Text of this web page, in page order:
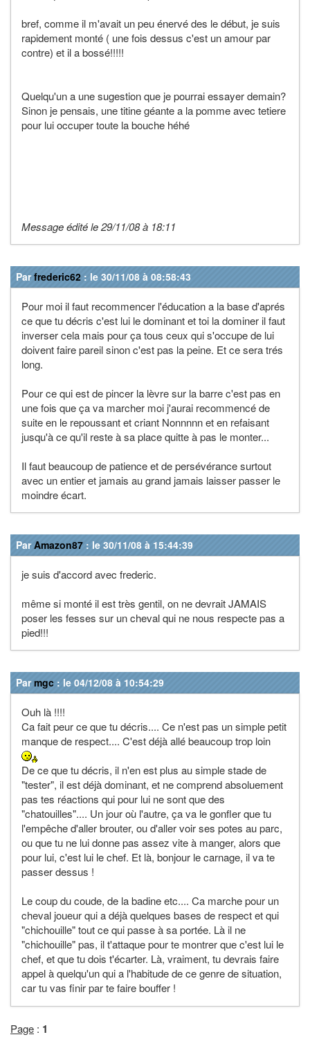
bref, comme il m'avait un peu énervé des le début, je suis
rapidement monté ( une fois dessus c'est un amour par
contre) et il a bossé!!!!!
Quelqu'un a une sugestion que je pourrai essayer demain?
Sinon je pensais, une titine géante a la pomme avec tetiere
pour lui occuper toute la bouche héhé
Message édité le 29/11/08 à 18:11
Parfrederic62 : le 30/11/08 à 08:58:43
Pour moi il faut recommencer l'éducation a la base d'aprés
ce que tu décris c'est lui le dominant et toi la dominer il faut
inverser cela mais pour ça tous ceux qui s'occupe de lui
doivent faire pareil sinon c'est pas la peine. Et ce sera trés
long.
Pour ce qui est de pincer la lèvre sur la barre c'est pas en
une fois que ça va marcher moi j'aurai recommencé de
suite en le repoussant et criant Nonnnnn et en refaisant
jusqu'à ce qu'il reste à sa place quitte à pas le monter...
Il faut beaucoup de patience et de persévérance surtout
avec un entier et jamais au grand jamais laisser passer le
moindre écart.
ParAmazon87 : le 30/11/08 à 15:44:39
je suis d'accord avec frederic.
même si monté il est très gentil, on ne devrait JAMAIS
poser les fesses sur un cheval qui ne nous respecte pas a
pied!!!
Parmgc : le 04/12/08 à 10:54:29
Ouh là !!!!
Ca fait peur ce que tu décris.... Ce n'est pas un simple petit
manque de respect.... C'est déjà allé beaucoup trop loin
De ce que tu décris, il n'en est plus au simple stade de
"tester", il est déjà dominant, et ne comprend absoluement
pas tes réactions qui pour lui ne sont que des
"chatouilles".... Un jour où l'autre, ça va le gonfler que tu
l'empêche d'aller brouter, ou d'aller voir ses potes au parc,
ou que tu ne lui donne pas assez vite à manger, alors que
pour lui, c'est lui le chef. Et là, bonjour le carnage, il va te
passer dessus !
Le coup du coude, de la badine etc.... Ca marche pour un
cheval joueur qui a déjà quelques bases de respect et qui
"chichouille" tout ce qui passe à sa portée. Là il ne
"chichouille" pas, il t'attaque pour te montrer que c'est lui le
chef, et que tu dois t'écarter. Là, vraiment, tu devrais faire
appel à quelqu'un qui a l'habitude de ce genre de situation,
car tu vas finir par te faire bouffer !
Page : 1